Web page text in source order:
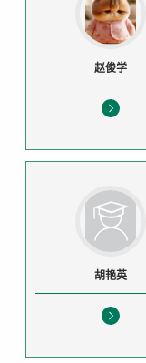
赵俊学
胡艳英